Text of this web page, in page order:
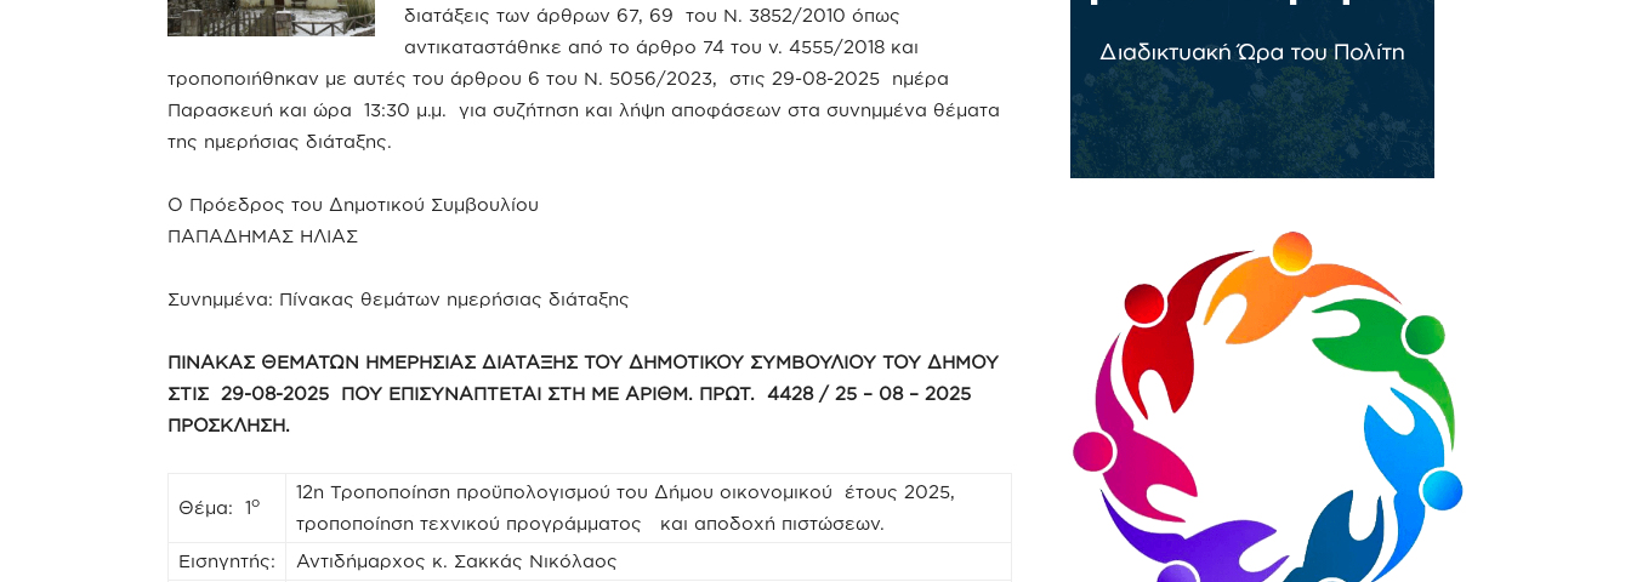
διατάξεις των άρθρων 67, 69 του Ν. 3852/2010 όπως
αντικαταστάθηκε από το άρθρο 74 του ν. 4555/2018 και
τροποποιήθηκαν με αυτές του άρθρου 6 του Ν. 5056/2023, στις 29-08-2025 ημέρα
Παρασκευή και ώρα 13:30 μ.μ. για συζήτηση και λήψη αποφάσεων στα συνημμένα θέματα
της ημερήσιας διάταξης.
Ο Πρόεδρος του Δημοτικού Συμβουλίου
ΠΑΠΑΔΗΜΑΣ ΗΛΙΑΣ
Συνημμένα: Πίνακας θεμάτων ημερήσιας διάταξης
ΠΙΝΑΚΑΣ ΘΕΜΑΤΩΝ ΗΜΕΡΗΣΙΑΣ ΔΙΑΤΑΞΗΣ ΤΟΥ ΔΗΜΟΤΙΚΟΥ ΣΥΜΒΟΥΛΙΟΥ ΤΟΥ ΔΗΜΟΥ
ΣΤΙΣ 29-08-2025 ΠΟΥ ΕΠΙΣΥΝΑΠΤΕΤΑΙ ΣΤΗ ΜΕ ΑΡΙΘΜ. ΠΡΩΤ. 4428 / 25 – 08 – 2025
ΠΡΟΣΚΛΗΣΗ.
Θέμα: 1ο
12η Τροποποίηση προϋπολογισμού του Δήμου οικονομικού έτους 2025,
τροποποίηση τεχνικού προγράμματος και αποδοχή πιστώσεων.
Εισηγητής:
Αντιδήμαρχος κ. Σακκάς Νικόλαος